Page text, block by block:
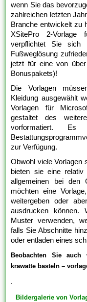
wenn Sie das
zahlreichen letzten
Branche entwickelt zu
XSitePro 2-
verpflichtet Sie
Fußweglösung
jetzt für eine von
Bonuspakets)!
Die Vorlagen
Kleidung ausgewählt
Vorlagen für
gestaltet des
vorformatiert.
zur Verfügung.
Obwohl viele Vorlagen
bieten sie eine
allgemeinen bei den
möchten eine
weitergeben oder
ausdrucken können.
Muster verwenden,
falls Sie Abschnitte
oder entladen eines
Beobachten Sie auch
krawatte basteln –
.
Bildergalerie von